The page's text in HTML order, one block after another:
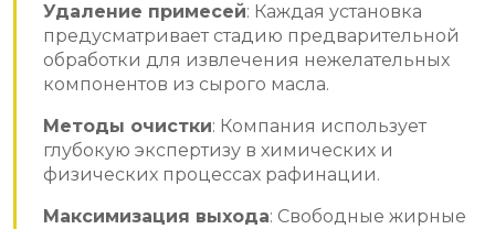
Удаление примесей: Каждая установка
предусматривает стадию предварительной
обработки для извлечения нежелательных
компонентов из сырого масла.
Методы очистки: Компания использует
глубокую экспертизу в химических и
физических процессах рафинации.
Максимизация выхода: Свободные жирные